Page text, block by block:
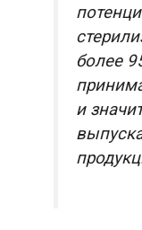
более
и